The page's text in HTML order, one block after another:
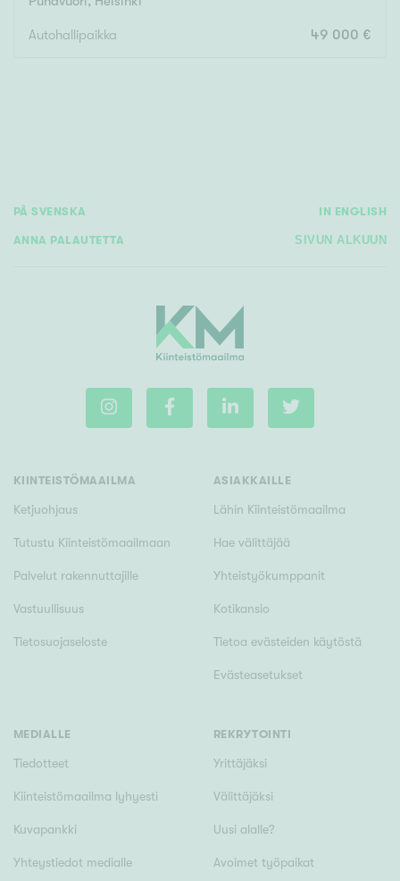
Autohallipaikka 49 000 €
PÅ SVENSKA IN ENGLISH
ANNA PALAUTETTA SIVUN ALKUUN
KIINTEISTÖMAAILMA
Ketjuohjaus
Tutustu Kiinteistömaailmaan
Palvelut rakennuttajille
Vastuullisuus
Tietosuojaseloste
ASIAKKAILLE
Lähin Kiinteistömaailma
Hae välittäjää
Yhteistyökumppanit
Kotikansio
Tietoa evästeiden käytöstä
Evästeasetukset
MEDIALLE
Tiedotteet
Kiinteistömaailma lyhyesti
Kuvapankki
Yhteystiedot medialle
REKRYTOINTI
Yrittäjäksi
Välittäjäksi
Uusi alalle?
Avoimet työpaikat